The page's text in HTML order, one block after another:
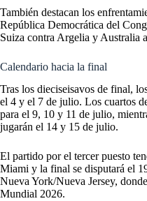
También destacan los
República Democrática del
Suiza contra Argelia y Australia
Calendario hacia la final
Tras los dieciseisavos de final,
el 4 y el 7 de julio. Los cuartos
para el 9, 10 y 11 de julio,
jugarán el 14 y 15 de julio.
El partido por el tercer puesto
Miami y la final se disputará el
Nueva York/Nueva Jersey,
Mundial 2026.